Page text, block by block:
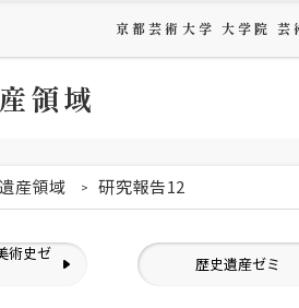
京都芸術大学 大学院 芸
領域
産領域 研究報告12
術史ゼ
歴史遺産ゼミ